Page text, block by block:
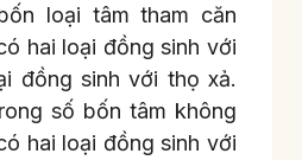
loại tâm tham căn
hai loại đồng sinh với
đồng sinh với thọ xả.
số bốn tâm không
hai loại đồng sinh với